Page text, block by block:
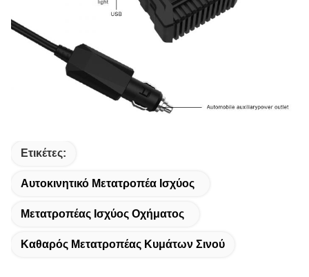
Ετικέτες:
Αυτοκινητικό Μετατροπέα Ισχύος
Μετατροπέας Ισχύος Οχήματος
Καθαρός Μετατροπέας Κυμάτων Σινού